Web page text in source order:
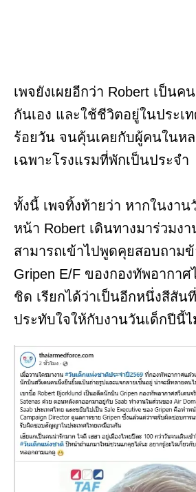
เพจยังเผยอีกว่า Robert เป็นค
กันเอง และใช้ชีวิตอยู่ในประเ
ร้อยวัน จนคุ้นเคยกับผู้คนในห
เฉพาะโรงแรมที่พักเป็นประจำ
ทั้งนี้ เพจทิ้งท้ายว่า หากในงาน
หน้า Robert เดินทางมาร่วมง
สามารถเข้าไปพูดคุยสอบถาม
Gripen E/F ของกองทัพอากาศ
ชิด เรียกได้ว่าเป็นอีกหนึ่งสีสัน
ประทับใจให้กับงานวันเด็กปีนี้